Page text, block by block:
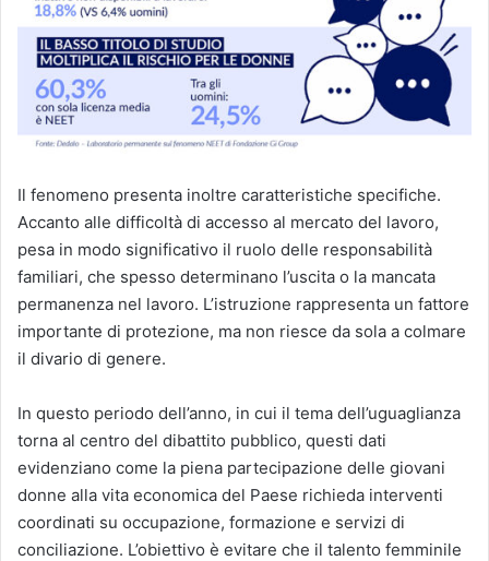
Il fenomeno presenta inoltre caratteristiche specifiche.
Accanto alle difficoltà di accesso al mercato del lavoro,
pesa in modo significativo il ruolo delle responsabilità
familiari, che spesso determinano l’uscita o la mancata
permanenza nel lavoro. L’istruzione rappresenta un fattore
importante di protezione, ma non riesce da sola a colmare
il divario di genere.
In questo periodo dell’anno, in cui il tema dell’uguaglianza
torna al centro del dibattito pubblico, questi dati
evidenziano come la piena partecipazione delle giovani
donne alla vita economica del Paese richieda interventi
coordinati su occupazione, formazione e servizi di
conciliazione. L’obiettivo è evitare che il talento femminile